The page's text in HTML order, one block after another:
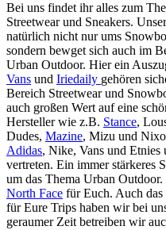
Bei uns findet ihr alles zum
Streetwear und Sneakers.
natürlich nicht nur ums
sondern bewget sich auch im
Urban Outdoor. Hier ein
Vans und Iriedaily gehören
Bereich Streetwear und
auch großen Wert auf eine
Hersteller wie z.B. Stance,
Dudes, Mazine, Mizu und
Adidas, Nike, Vans und Etnies
vertreten. Ein immer stärkeres
um das Thema Urban
North Face für Euch. Auch das
für Eure Trips haben wir bei
geraumer Zeit betreiben wir